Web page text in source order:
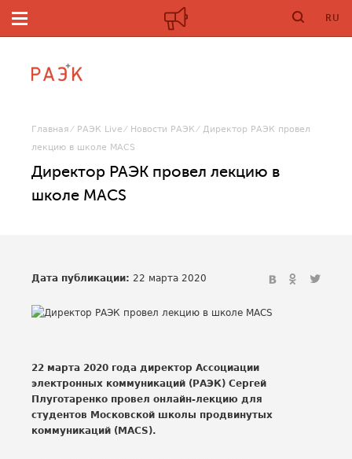
RU
Главная РАЭК Live Новости РАЭК
Директор РАЭК провел
лекцию в школе MACS
Директор РАЭК провел лекцию в
школе MACS
Дата публикации: 22 марта 2020
22 марта 2020 года директор Ассоциации
электронных коммуникаций (РАЭК) Сергей
Плуготаренко провел онлайн-лекцию для
студентов Московской школы продвинутых
коммуникаций (MACS).